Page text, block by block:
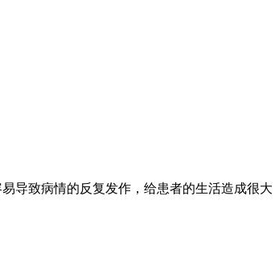
导致病情的反复发作，给患者的生活造成很大